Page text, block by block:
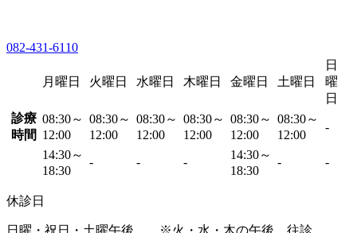
082-431-6110
月曜日 火曜日 水曜日 木曜日 金曜日 土曜日
日
曜
日
診療
時間
08:30～
12:00
08:30～
12:00
08:30～
12:00
08:30～
12:00
08:30～
12:00
08:30～
12:00
-
14:30～
18:30
- - -
14:30～
18:30
- -
休診日
日曜・祝日・土曜午後 ※火・水・木の午後…往診